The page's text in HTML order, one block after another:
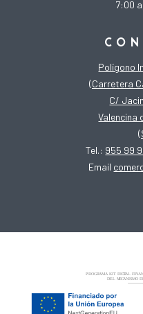
7:00
Polígono
(Carretera
C/
Valencina
Tel.: 955 99
Email